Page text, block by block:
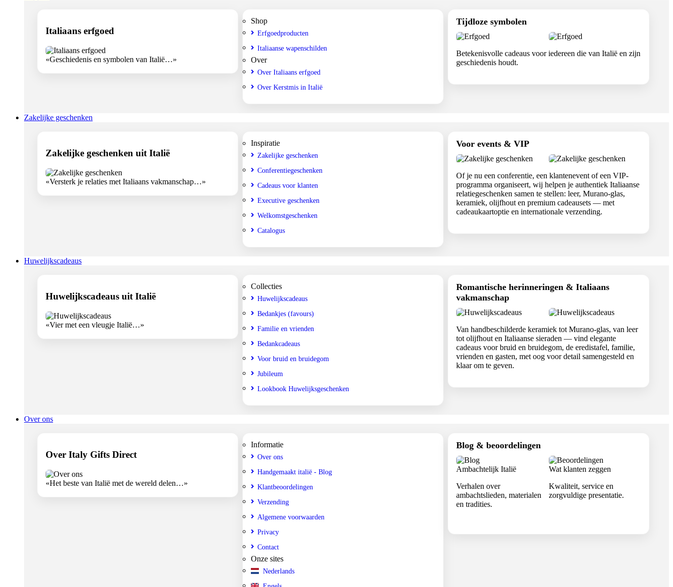
Italiaans erfgoed
«Geschiedenis en symbolen van Italië…»
Shop
Erfgoedproducten
Italiaanse wapenschilden
Over
Over Italiaans erfgoed
Over Kerstmis in Italië
Tijdloze symbolen
Betekenisvolle cadeaus voor iedereen die van Italië en zijn
geschiedenis houdt.
Zakelijke geschenken
Zakelijke geschenken uit Italië
«Versterk je relaties met Italiaans vakmanschap…»
Inspiratie
Zakelijke geschenken
Conferentiegeschenken
Cadeaus voor klanten
Executive geschenken
Welkomstgeschenken
Catalogus
Voor events & VIP
Of je nu een conferentie, een klantenevent of een VIP-
programma organiseert, wij helpen je authentiek Italiaanse
relatiegeschenken samen te stellen: leer, Murano-glas,
keramiek, olijfhout en premium cadeausets — met
cadeaukaartoptie en internationale verzending.
Huwelijkscadeaus
Huwelijkscadeaus uit Italië
«Vier met een vleugje Italië…»
Collecties
Huwelijkscadeaus
Bedankjes (favours)
Familie en vrienden
Bedankcadeaus
Voor bruid en bruidegom
Jubileum
Lookbook Huwelijksgeschenken
Romantische herinneringen & Italiaans
vakmanschap
Van handbeschilderde keramiek tot Murano-glas, van leer
tot olijfhout en Italiaanse sieraden — vind elegante
cadeaus voor bruid en bruidegom, de eredistafel, familie,
vrienden en gasten, met oog voor detail samengesteld en
klaar om te geven.
Over ons
Over Italy Gifts Direct
«Het beste van Italië met de wereld delen…»
Informatie
Over ons
Handgemaakt italië - Blog
Klantbeoordelingen
Verzending
Algemene voorwaarden
Privacy
Contact
Onze sites
Nederlands
Blog & beoordelingen
Ambachtelijk Italië
Verhalen over
ambachtslieden, materialen
en tradities.
Wat klanten zeggen
Kwaliteit, service en
zorgvuldige presentatie.